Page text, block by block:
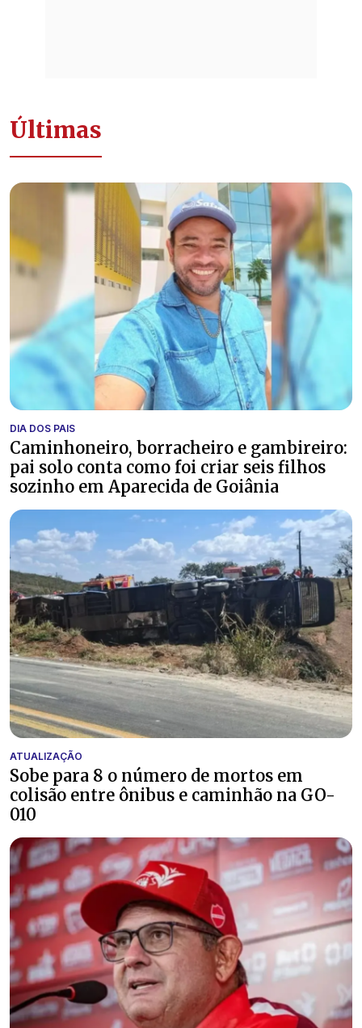
Últimas
DIA DOS PAIS
Caminhoneiro, borracheiro e gambireiro:
pai solo conta como foi criar seis filhos
sozinho em Aparecida de Goiânia
ATUALIZAÇÃO
Sobe para 8 o número de mortos em
colisão entre ônibus e caminhão na GO-
010